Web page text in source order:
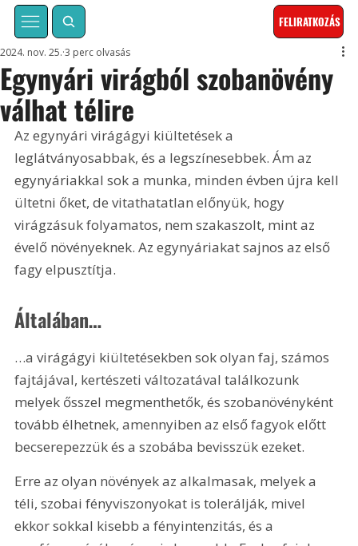
FELIRATKOZÁS
Egynyári virágból szobanövény
válhat télire
2024. nov. 25. 3 perc olvasás
Az egynyári virágágyi kiültetések a
leglátványosabbak, és a legszínesebbek. Ám az
egynyáriakkal sok a munka, minden évben újra kell
ültetni őket, de vitathatatlan előnyük, hogy
virágzásuk folyamatos, nem szakaszolt, mint az
évelő növényeknek. Az egynyáriakat sajnos az első
fagy elpusztítja.
Általában…
…a virágágyi kiültetésekben sok olyan faj, számos
fajtájával, kertészeti változatával találkozunk
melyek ősszel megmenthetők, és szobanövényként
tovább élhetnek, amennyiben az első fagyok előtt
becserepezzük és a szobába bevisszük ezeket.
Erre az olyan növények az alkalmasak, melyek a
téli, szobai fényviszonyokat is tolerálják, mivel
ekkor sokkal kisebb a fényintenzitás, és a